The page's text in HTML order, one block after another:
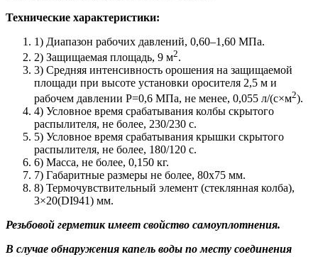
Технические характеристики:
1) Диапазон рабочих давлений, 0,60–1,60 МПа.
2) Защищаемая площадь, 9 м2.
3) Средняя интенсивность орошения на защищаемой
площади при высоте установки оросителя 2,5 м и
рабочем давлении Р=0,6 МПа, не менее, 0,055 л/(с×м2).
4) Условное время срабатывания колбы скрытого
распылителя, не более, 230/230 с.
5) Условное время срабатывания крышки скрытого
распылителя, не более, 180/120 с.
6) Масса, не более, 0,150 кг.
7) Габаритные размеры не более, 80x75 мм.
8) Термочувствительный элемент (стеклянная колба),
3×20(DI941) мм.
Резьбовой герметик имеет свойство самоуплотнения.
В случае обнаружения капель воды по месту соединения